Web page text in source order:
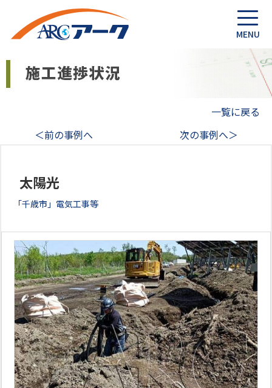
一覧に戻る
＜前の事例へ
次の事例へ＞
太陽光
「千歳市」電気工事等